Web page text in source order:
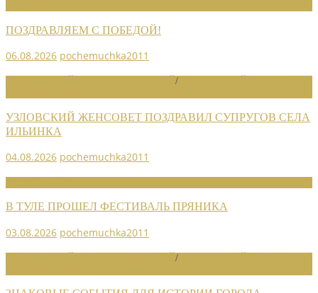
ПОЗДРАВЛЯЕМ С ПОБЕДОЙ!
06.08.2026 pochemuchka2011
/
УЗЛОВСКИЙ ЖЕНСОВЕТ ПОЗДРАВИЛ СУПРУГОВ СЕЛА
ИЛЬИНКА
04.08.2026 pochemuchka2011
В ТУЛЕ ПРОШЕЛ ФЕСТИВАЛЬ ПРЯНИКА
03.08.2026 pochemuchka2011
/